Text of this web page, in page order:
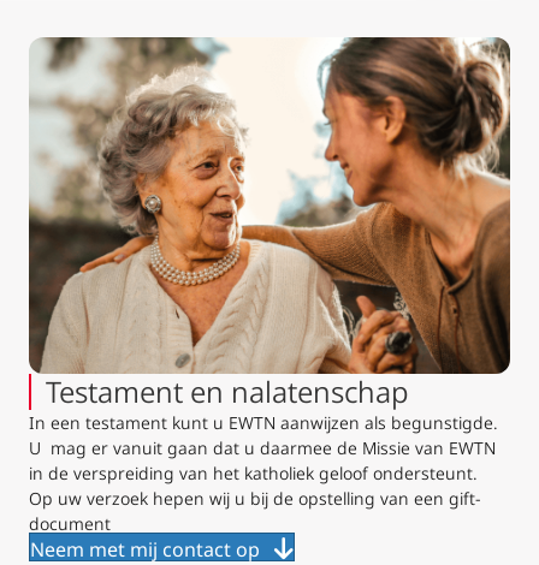
Testament en nalatenschap
In een testament kunt u EWTN aanwijzen als begunstigde.
U mag er vanuit gaan dat u daarmee de Missie van EWTN
in de verspreiding van het katholiek geloof ondersteunt.
Op uw verzoek hepen wij u bij de opstelling van een gift-
document
Neem met mij contact op